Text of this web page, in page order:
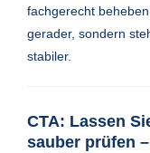
fachgerecht
gerader, sondern
stabiler.
CTA: Lassen
sauber prüfen